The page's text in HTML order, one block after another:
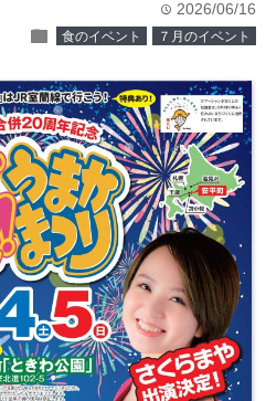
time 2026/06/16
folder 食のイベント ７月のイベント